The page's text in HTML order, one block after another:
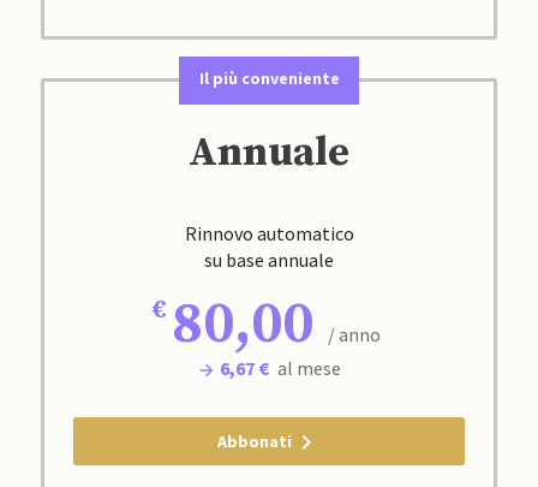
Il più conveniente
Annuale
Rinnovo automatico
su base annuale
80,00
/ anno
6,67 € al mese
Abbonati